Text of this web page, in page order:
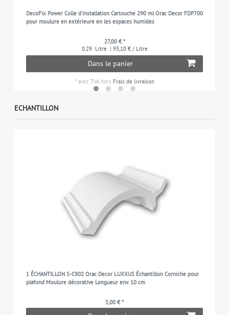
DecoFix Power Colle d'installation Cartouche 290 ml Orac Decor FDP700
pour moulure en extérieure en les espaces humides
27,00 € *
0.29 Litre | 93,10 € / Litre
Dans le panier
*avec TVAhors Frais de livraison
ECHANTILLON
1 ÉCHANTILLON S-C902 Orac Decor LUXXUS Échantillon Corniche pour
plafond Moulure décorative Longueur env. 10 cm
5,00 € *